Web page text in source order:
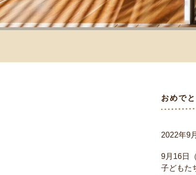
おめで
2022年9
9月16日
子どもた